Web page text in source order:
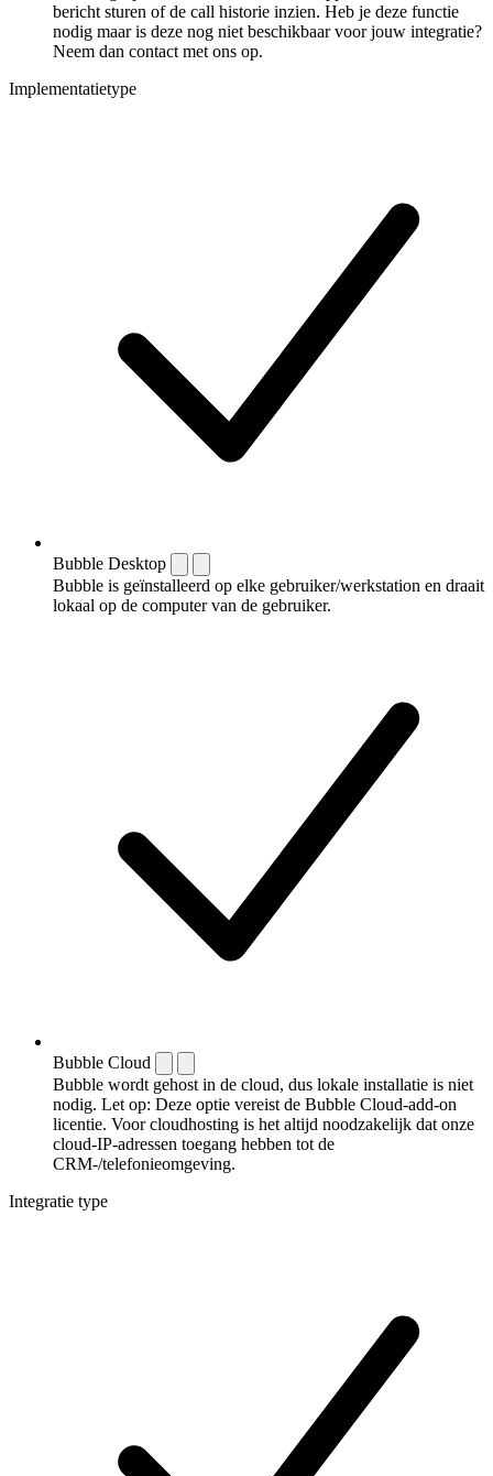
bericht sturen of de call historie inzien. Heb je deze functie
nodig maar is deze nog niet beschikbaar voor jouw integratie?
Neem dan contact met ons op.
Implementatietype
Bubble Desktop
Bubble is geïnstalleerd op elke gebruiker/werkstation en draait
lokaal op de computer van de gebruiker.
Bubble Cloud
Bubble wordt gehost in de cloud, dus lokale installatie is niet
nodig. Let op: Deze optie vereist de Bubble Cloud-add-on
licentie. Voor cloudhosting is het altijd noodzakelijk dat onze
cloud-IP-adressen toegang hebben tot de
CRM-/telefonieomgeving.
Integratie type